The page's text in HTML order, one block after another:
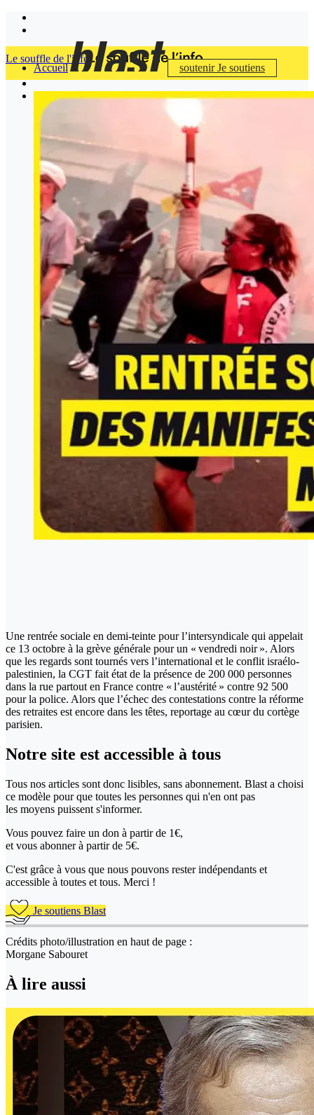
Accueil soutenirJe soutiens
Le souffle de l'info
Une rentrée sociale en demi-teinte pour l’intersyndicale qui appelait
ce 13 octobre à la grève générale pour un « vendredi noir ». Alors
que les regards sont tournés vers l’international et le conflit israélo-
palestinien, la CGT fait état de la présence de 200 000 personnes
dans la rue partout en France contre « l’austérité » contre 92 500
pour la police. Alors que l’échec des contestations contre la réforme
des retraites est encore dans les têtes, reportage au cœur du cortège
parisien.
Notre site est accessible à tous
Tous nos articles sont donc lisibles, sans abonnement. Blast a choisi
ce modèle pour que toutes les personnes qui n'en ont pas
les moyens puissent s'informer.
Vous pouvez faire un don à partir de 1€,
et vous abonner à partir de 5€.
C'est grâce à vous que nous pouvons rester indépendants et
accessible à toutes et tous. Merci !
Je soutiens Blast
Crédits photo/illustration en haut de page :
Morgane Sabouret
À lire aussi